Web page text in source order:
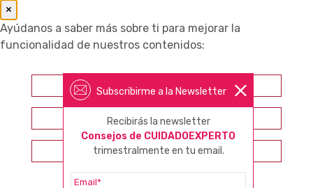
Subscribirme a la Newsletter
Recibirás la newsletter
Consejos de CUIDADOEXPERTO
trimestralmente en tu email.
×
Ayúdanos a saber más sobre ti para mejorar la
funcionalidad de nuestros contenidos:
Farmacéutico
Otros profesionales sanitarios
Consumidor